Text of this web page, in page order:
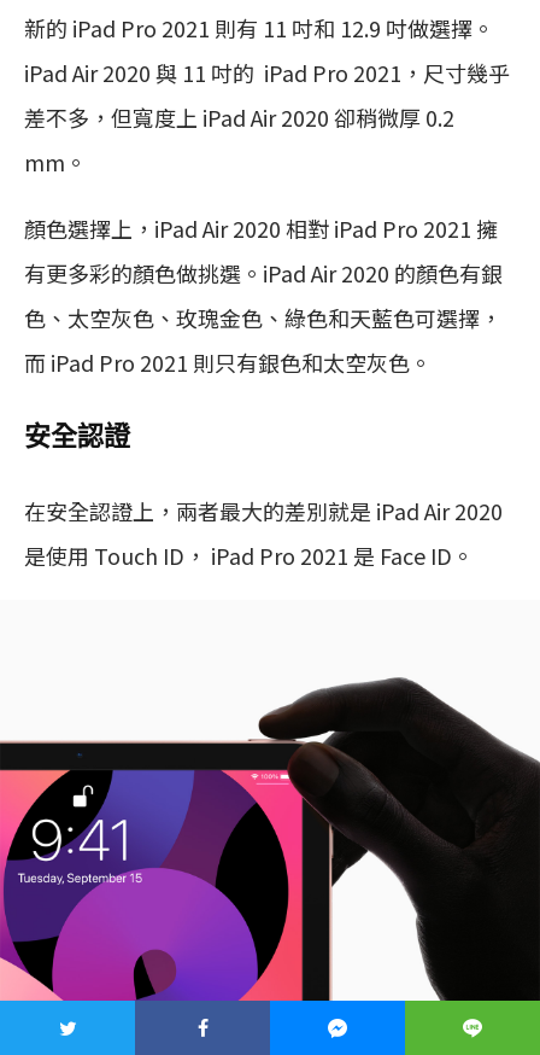
新的 iPad Pro 2021 則有 11 吋和 12.9 吋做選擇。
iPad Air 2020 與 11 吋的 iPad Pro 2021，尺寸幾乎
差不多，但寬度上 iPad Air 2020 卻稍微厚 0.2
mm。
顏色選擇上，iPad Air 2020 相對 iPad Pro 2021 擁
有更多彩的顏色做挑選。iPad Air 2020 的顏色有銀
色、太空灰色、玫瑰金色、綠色和天藍色可選擇，
而 iPad Pro 2021 則只有銀色和太空灰色。
安全認證
在安全認證上，兩者最大的差別就是 iPad Air 2020
是使用 Touch ID， iPad Pro 2021 是 Face ID。